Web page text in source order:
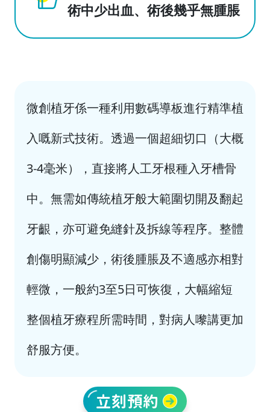
術中少出血、術後幾乎無腫脹
微創植牙係一種利用數碼導板進行精準植
入嘅新式技術。透過一個超細切口（大概
3-4毫米），直接將人工牙根種入牙槽骨
中。無需如傳統植牙般大範圍切開及翻起
牙齦，亦可避免縫針及拆線等程序。整體
創傷明顯減少，術後腫脹及不適感亦相對
輕微，一般約3至5日可恢復，大幅縮短
整個植牙療程所需時間，對病人嚟講更加
舒服方便。
立刻預約